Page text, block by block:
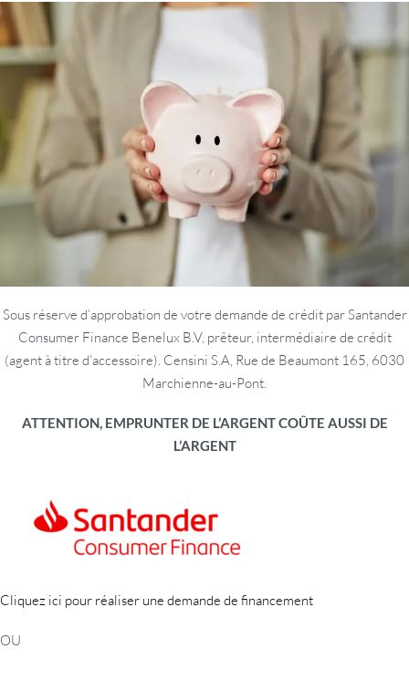
Sous réserve d’approbation de votre demande de crédit par Santander
Consumer Finance Benelux B.V, prêteur, intermédiaire de crédit
(agent à titre d’accessoire). Censini S.A, Rue de Beaumont 165, 6030
Marchienne-au-Pont.
ATTENTION, EMPRUNTER DE L’ARGENT COÛTE AUSSI DE
L’ARGENT
Cliquez ici pour réaliser une demande de financement
OU